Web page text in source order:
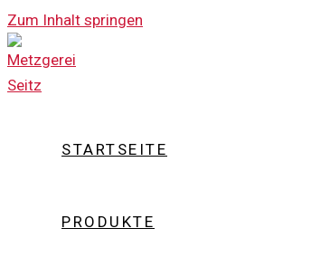
Zum Inhalt springen
STARTSEITE
PRODUKTE